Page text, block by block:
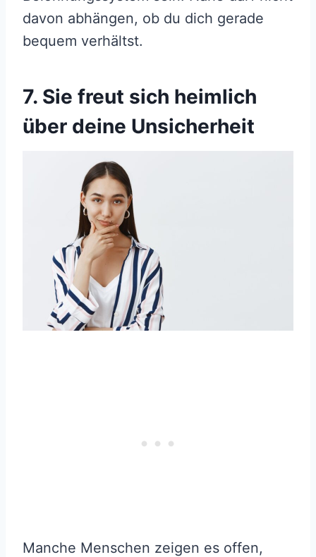
davon abhängen, ob du dich gerade
bequem verhältst.
7. Sie freut sich heimlich
über deine Unsicherheit
Manche Menschen zeigen es offen,